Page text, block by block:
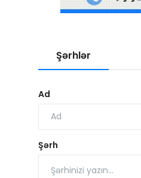
Şərhlər
Ad
Şərh